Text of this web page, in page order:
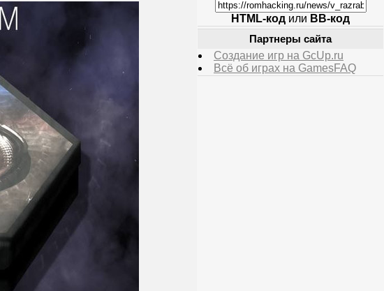
HTML-код или BB-код
Партнеры сайта
Создание игр на GcUp.ru
Всё об играх на GamesFAQ